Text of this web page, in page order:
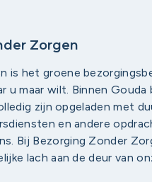
Zorgen
is het groene
u maar wilt. Binnen
zijn opgeladen met
en andere
Bij Bezorging Zonder
lach aan de deur van